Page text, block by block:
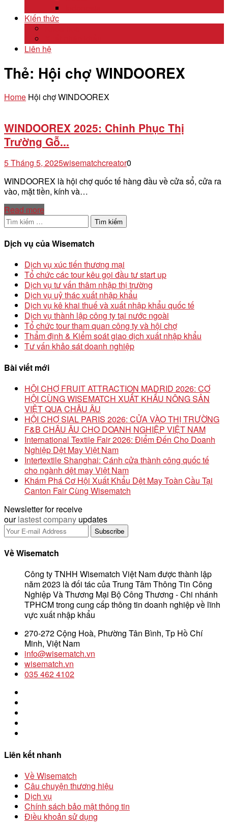
Kiến thức
Liên hệ
Thẻ: Hội chợ WINDOOREX
Home Hội chợ WINDOOREX
WINDOOREX 2025: Chinh Phục Thị
Trường Gỗ...
5 Tháng 5, 2025wisematchcreator0
WINDOOREX là hội chợ quốc tế hàng đầu về cửa sổ, cửa ra
vào, mặt tiền, kính và…
Read more
Tìm
kiếm
cho:
Dịch vụ của Wisematch
Dịch vụ xúc tiến thương mại
Tổ chức các tour kêu gọi đầu tư start up
Dịch vụ tư vấn thâm nhập thị trường
Dịch vụ uỷ thác xuất nhập khẩu
Dịch vụ kê khai thuế và xuất nhập khẩu quốc tế
Dịch vụ thành lập công ty tại nước ngoài
Tổ chức tour tham quan công ty và hội chợ
Thẩm định & Kiểm soát giao dịch xuất nhập khẩu
Tư vấn khảo sát doanh nghiệp
Bài viết mới
HỘI CHỢ FRUIT ATTRACTION MADRID 2026: CƠ
HỘI CÙNG WISEMATCH XUẤT KHẨU NÔNG SẢN
VIỆT QUA CHÂU ÂU
HỘI CHỢ SIAL PARIS 2026: CỬA VÀO THỊ TRƯỜNG
F&B CHÂU ÂU CHO DOANH NGHIỆP VIỆT NAM
International Textile Fair 2026: Điểm Đến Cho Doanh
Nghiệp Dệt May Việt Nam
Intertextile Shanghai: Cánh cửa thành công quốc tế
cho ngành dệt may Việt Nam
Khám Phá Cơ Hội Xuất Khẩu Dệt May Toàn Cầu Tại
Canton Fair Cùng Wisematch
Newsletter for receive
ourlastest company updates
Về Wisematch
Công ty TNHH Wisematch Việt Nam được thành lập
năm 2023 là đối tác của Trung Tâm Thông Tin Công
Nghiệp Và Thương Mại Bộ Công Thương - Chi nhánh
TPHCM trong cung cấp thông tin doanh nghiệp về lĩnh
vực xuất nhập khẩu
270-272 Cộng Hoà, Phường Tân Bình, Tp Hồ Chí
Minh, Việt Nam
info@wisematch.vn
wisematch.vn
035 462 4102
Liên kết nhanh
Về Wisematch
Câu chuyện thương hiệu
Dịch vụ
Chính sách bảo mật thông tin
Điều khoản sử dụng